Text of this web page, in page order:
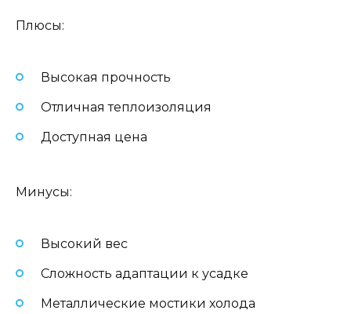
Плюсы:
Высокая прочность
Отличная теплоизоляция
Доступная цена
Минусы:
Высокий вес
Сложность адаптации к усадке
Металлические мостики холода